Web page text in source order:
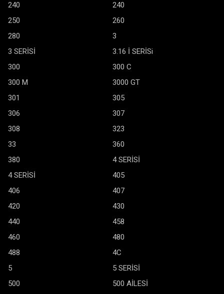
240
240
250
260
280
3
3 SERİSİ
3.16 İ SERİSi
300
300 C
300 M
3000 GT
301
305
306
307
308
323
33
360
380
4 SERİSİ
4 SERİSİ
405
406
407
420
430
440
458
460
480
488
4C
5
5 SERİSİ
500
500 AİLESİ